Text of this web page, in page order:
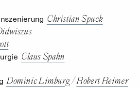
Christian Spuck
Claus Spahn
Dominic Limburg/Robert Reimer